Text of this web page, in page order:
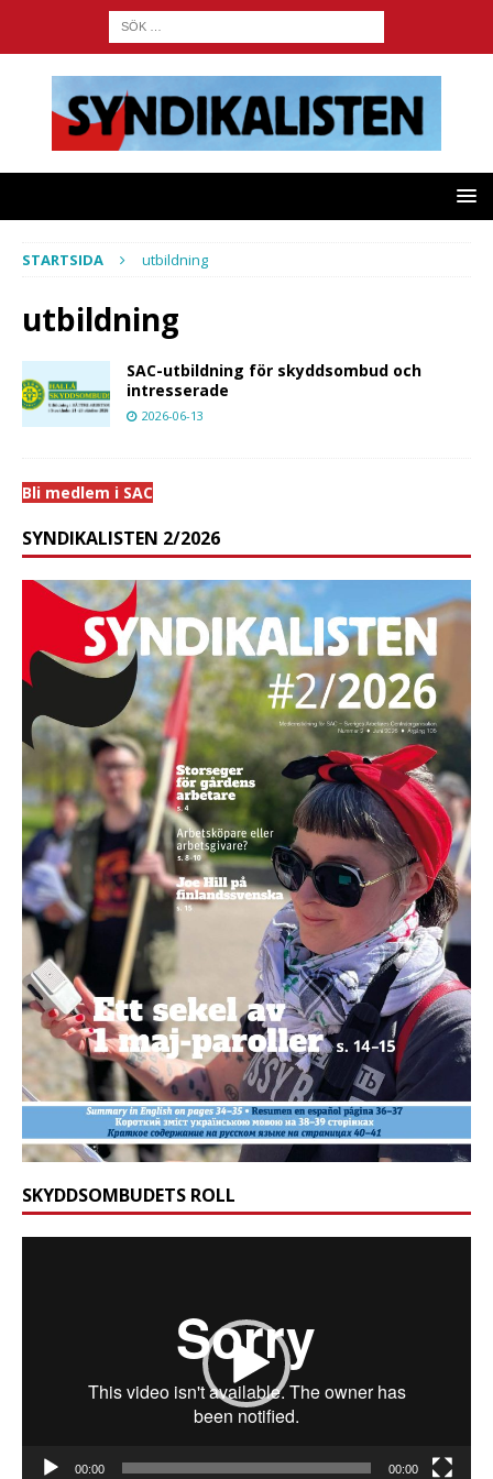
STARTSIDA utbildning
utbildning
SAC-utbildning för skyddsombud och
intresserade
2026-06-13
Bli medlem i SAC
SYNDIKALISTEN 2/2026
SKYDDSOMBUDETS ROLL
00:00 00:00